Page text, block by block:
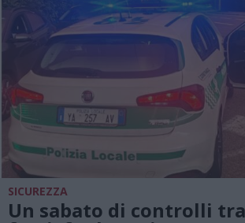
SICUREZZA
Un sabato di controlli